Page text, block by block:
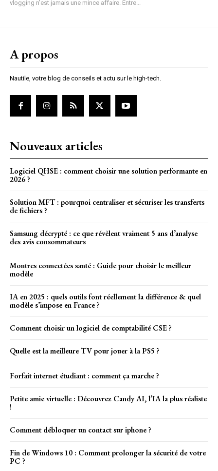
vlogging n’est jamais une mince affaire. Entre...
A propos
Nautile, votre blog de conseils et actu sur le high-tech.
Nouveaux articles
Logiciel QHSE : comment choisir une solution performante en
2026 ?
Solution MFT : pourquoi centraliser et sécuriser les transferts
de fichiers ?
Samsung décrypté : ce que révèlent vraiment 5 ans d’analyse
des avis consommateurs
Montres connectées santé : Guide pour choisir le meilleur
modèle
IA en 2025 : quels outils font réellement la différence & quel
modèle s’impose en France ?
Comment choisir un logiciel de comptabilité CSE ?
Quelle est la meilleure TV pour jouer à la PS5 ?
Forfait internet étudiant : comment ça marche ?
Petite amie virtuelle : Découvrez Candy AI, l’IA la plus réaliste
!
Comment débloquer un contact sur iphone ?
Fin de Windows 10 : Comment prolonger la sécurité de votre
PC ?